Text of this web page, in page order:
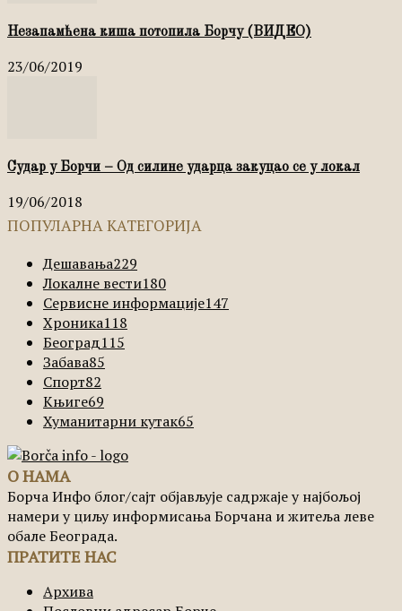
Незапамћена киша потопила Борчу (ВИДЕО)
23/06/2019
Судар у Борчи – Од силине ударца закуцао се у локал
19/06/2018
ПОПУЛАРНА КАТЕГОРИЈА
Дешавања229
Локалне вести180
Сервисне информације147
Хроника118
Београд115
Забава85
Спорт82
Књиге69
Хуманитарни кутак65
О НАМА
Борча Инфо блог/сајт објављује садржаје у најбољој
намери у циљу информисања Борчана и житеља леве
обале Београда.
ПРАТИТЕ НАС
Архива